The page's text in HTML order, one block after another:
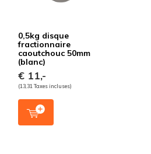
0,5kg disque
fractionnaire
caoutchouc 50mm
(blanc)
€ 11,-
(13,31 Taxes incluses)